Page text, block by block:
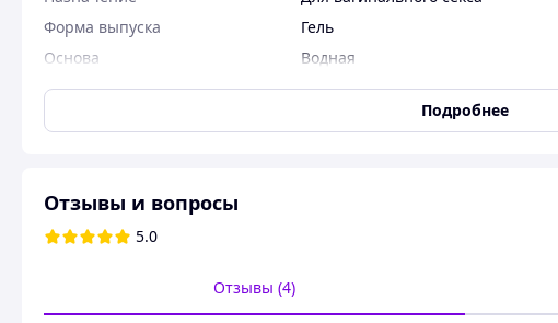
Форма выпуска
Гель
Основа
Водная
Лубрикант для чувствительной кожи интимная
Если ощущаете дискомфорт во время интимного уединения,
Лубрикант Pjur Woman Nude не включает в свой состав
вызвать аллергию.
Подробнее
Отзывы и вопросы
5.0
Отзывы (4)